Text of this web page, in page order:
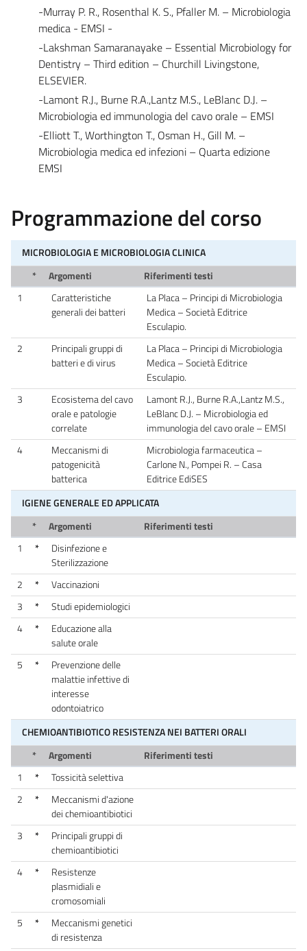
-Murray P. R., Rosenthal K. S., Pfaller M. – Microbiologia
medica - EMSI -
-Lakshman Samaranayake – Essential Microbiology for
Dentistry – Third edition – Churchill Livingstone,
ELSEVIER.
-Lamont R.J., Burne R.A.,Lantz M.S., LeBlanc D.J. –
Microbiologia ed immunologia del cavo orale – EMSI
-Elliott T., Worthington T., Osman H., Gill M. –
Microbiologia medica ed infezioni – Quarta edizione
EMSI
Programmazione del corso
MICROBIOLOGIA E MICROBIOLOGIA CLINICA
*
Argomenti
Riferimenti testi
1
Caratteristiche
generali dei batteri
La Placa – Principi di Microbiologia
Medica – Società Editrice
Esculapio.
2
Principali gruppi di
batteri e di virus
La Placa – Principi di Microbiologia
Medica – Società Editrice
Esculapio.
3
Ecosistema del cavo
orale e patologie
correlate
Lamont R.J., Burne R.A.,Lantz M.S.,
LeBlanc D.J. – Microbiologia ed
immunologia del cavo orale – EMSI
4
Meccanismi di
patogenicità
batterica
Microbiologia farmaceutica –
Carlone N., Pompei R. – Casa
Editrice EdiSES
IGIENE GENERALE ED APPLICATA
*
Argomenti
Riferimenti testi
1
*
Disinfezione e
Sterilizzazione
2
*
Vaccinazioni
3
*
Studi epidemiologici
4
*
Educazione alla
salute orale
5
*
Prevenzione delle
malattie infettive di
interesse
odontoiatrico
CHEMIOANTIBIOTICO RESISTENZA NEI BATTERI ORALI
*
Argomenti
Riferimenti testi
1
*
Tossicità selettiva
2
*
Meccanismi d'azione
dei chemioantibiotici
3
*
Principali gruppi di
chemioantibiotici
4
*
Resistenze
plasmidiali e
cromosomiali
5
*
Meccanismi genetici
di resistenza